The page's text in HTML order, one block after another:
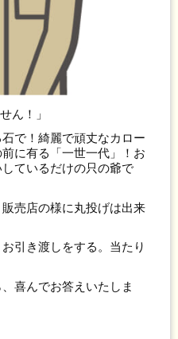
ん！」
で！綺麗で頑丈なカロー
に有る「一世一代」！お
ているだけの只の爺で
売店の様に丸投げは出来
引き渡しをする。当たり
喜んでお答えいたしま